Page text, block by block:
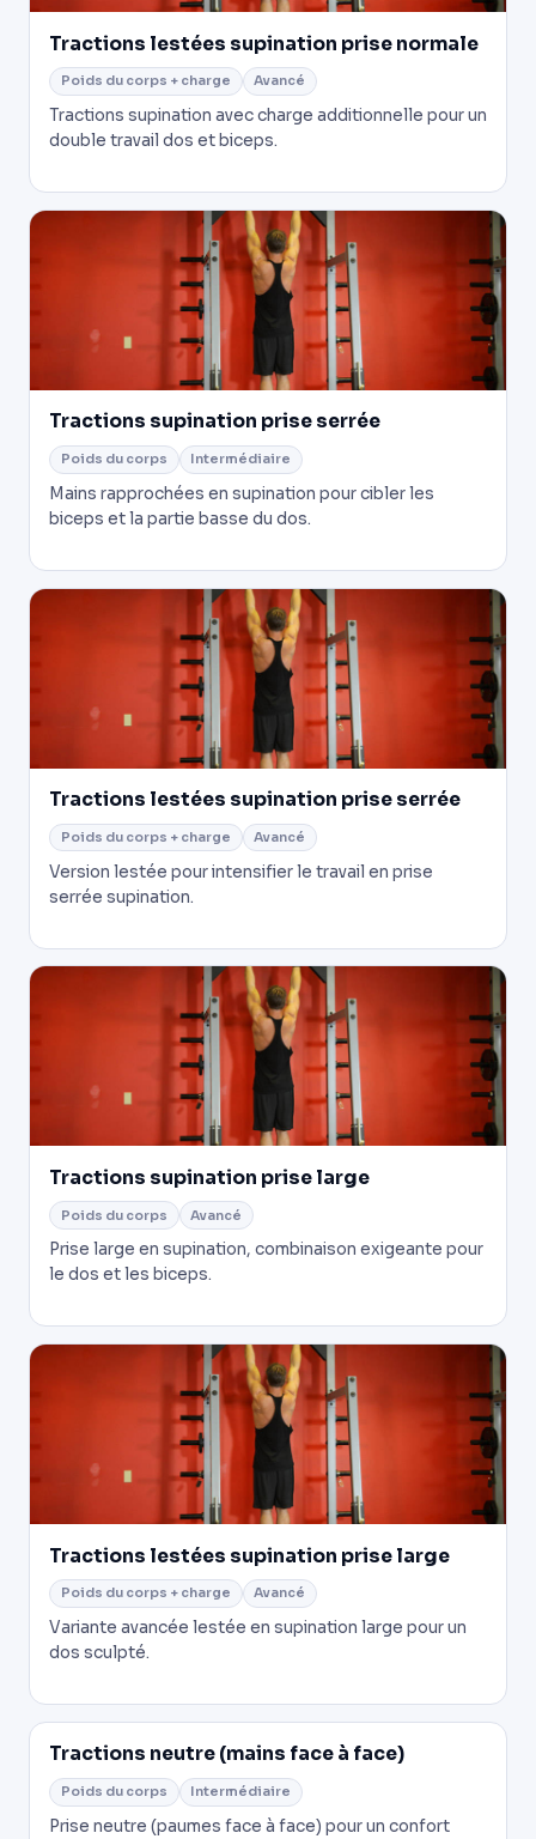
Tractions lestées supination prise normale
Poids du corps + charge Avancé
Tractions supination avec charge additionnelle pour un
double travail dos et biceps.
Tractions supination prise serrée
Poids du corps Intermédiaire
Mains rapprochées en supination pour cibler les
biceps et la partie basse du dos.
Tractions lestées supination prise serrée
Poids du corps + charge Avancé
Version lestée pour intensifier le travail en prise
serrée supination.
Tractions supination prise large
Poids du corps Avancé
Prise large en supination, combinaison exigeante pour
le dos et les biceps.
Tractions lestées supination prise large
Poids du corps + charge Avancé
Variante avancée lestée en supination large pour un
dos sculpté.
Tractions neutre (mains face à face)
Poids du corps Intermédiaire
Prise neutre (paumes face à face) pour un confort